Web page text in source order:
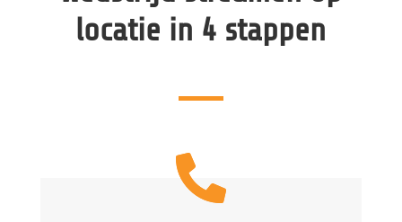
locatie in 4 stappen